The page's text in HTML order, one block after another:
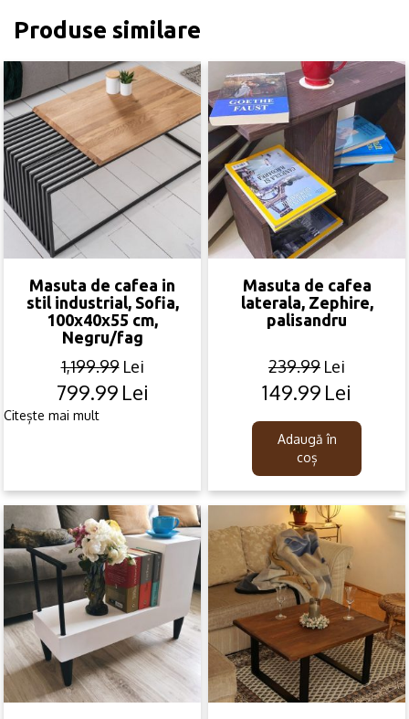
Produse similare
Masuta de cafea in
stil industrial, Sofia,
100x40x55 cm,
Negru/fag
1,199.99 Lei
Original
799.99 Lei
Current
Citește mai mult
Masuta de cafea
laterala, Zephire,
palisandru
239.99 Lei
Original
was:
239.99lei.
149.99 Lei
Current
is:
149.99lei.
Adaugă în
coș